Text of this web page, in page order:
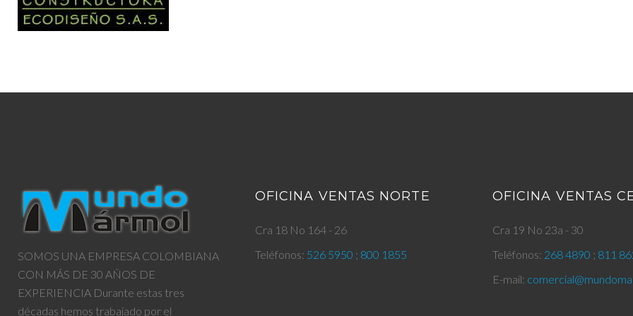
SOMOS UNA EMPRESA COLOMBIANA
CON MÁS DE 30 AÑOS DE
EXPERIENCIA Durante estas tres
décadas hemos trabajado por el
OFICINA VENTAS NORTE
Cra 18 No 164 - 26
Teléfonos: 526 5950 ; 800 1855
OFICINA VENTAS
Cra 19 No 23a - 30
Teléfonos: 268 4890 ; 811
E-mail: